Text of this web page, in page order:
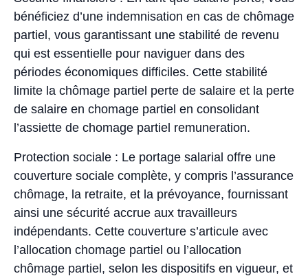
bénéficiez d’une indemnisation en cas de chômage
partiel, vous garantissant une stabilité de revenu
qui est essentielle pour naviguer dans des
périodes économiques difficiles. Cette stabilité
limite la chômage partiel perte de salaire et la perte
de salaire en chomage partiel en consolidant
l’assiette de chomage partiel remuneration.
Protection sociale : Le portage salarial offre une
couverture sociale complète, y compris l’assurance
chômage, la retraite, et la prévoyance, fournissant
ainsi une sécurité accrue aux travailleurs
indépendants. Cette couverture s’articule avec
l’allocation chomage partiel ou l’allocation
chômage partiel, selon les dispositifs en vigueur, et